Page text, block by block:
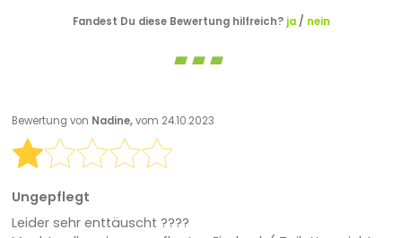
Fandest Du diese Bewertung hilfreich? ja/ nein
Bewertung von Nadine,vom 24.10.2023
Ungepflegt
Leider sehr enttäuscht ????